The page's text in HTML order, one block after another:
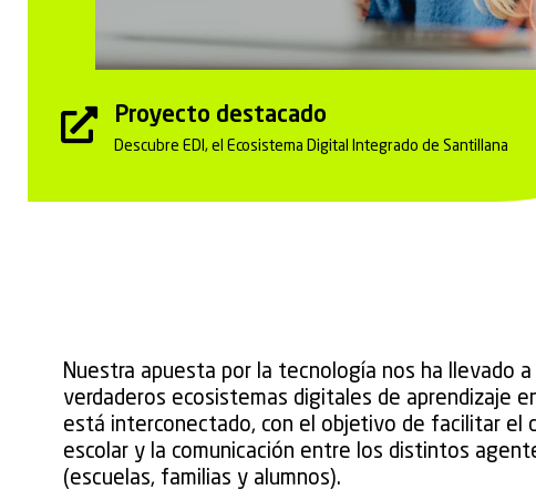
Proyecto destacado
Descubre EDI, el Ecosistema Digital Integrado de Santillana
Nuestra apuesta por la tecnología nos ha llevado a
verdaderos ecosistemas digitales de aprendizaje
está interconectado, con el objetivo de facilitar el
escolar y la comunicación entre los distintos
(escuelas, familias y alumnos).